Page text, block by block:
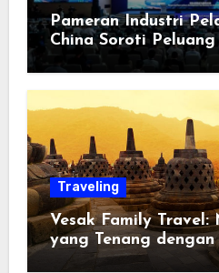
Pameran Industri
China Soroti
Traveling
Vesak Family
yang Tenang
Pemindai PDF